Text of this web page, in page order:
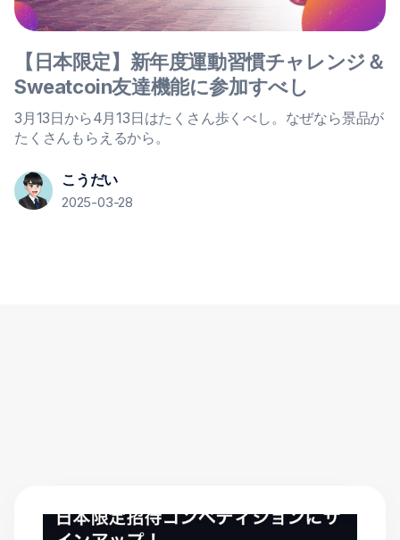
【日本限定】新年度運動習慣チャレンジ＆
Sweatcoin友達機能に参加すべし
3月13日から4月13日はたくさん歩くべし。なぜなら景品が
たくさんもらえるから。
こうだい
2025-03-28